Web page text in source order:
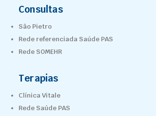
Consultas
São Pietro
Rede referenciada Saúde PAS
Rede SOMEHR
Terapias
Clínica Vitale
Rede Saúde PAS